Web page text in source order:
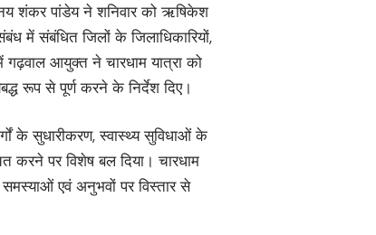
शंकर पांडेय ने शनिवार को ऋषिकेश
में संबंधित जिलों के जिलाधिकारियों,
गढ़वाल आयुक्त ने चारधाम यात्रा को
रूप से पूर्ण करने के निर्देश दिए।
के सुधारीकरण, स्वास्थ्य सुविधाओं के
करने पर विशेष बल दिया। चारधाम
एवं अनुभवों पर विस्तार से